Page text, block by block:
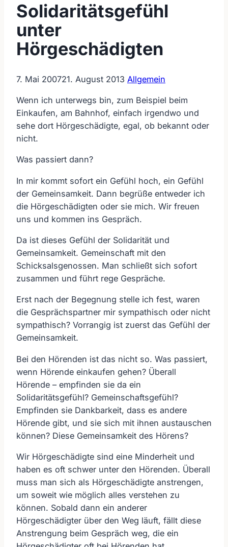
Solidaritätsgefühl
unter
Hörgeschädigten
7. Mai 200721. August 2013 Allgemein
Wenn ich unterwegs bin, zum Beispiel beim
Einkaufen, am Bahnhof, einfach irgendwo und
sehe dort Hörgeschädigte, egal, ob bekannt oder
nicht.
Was passiert dann?
In mir kommt sofort ein Gefühl hoch, ein Gefühl
der Gemeinsamkeit. Dann begrüße entweder ich
die Hörgeschädigten oder sie mich. Wir freuen
uns und kommen ins Gespräch.
Da ist dieses Gefühl der Solidarität und
Gemeinsamkeit. Gemeinschaft mit den
Schicksalsgenossen. Man schließt sich sofort
zusammen und führt rege Gespräche.
Erst nach der Begegnung stelle ich fest, waren
die Gesprächspartner mir sympathisch oder nicht
sympathisch? Vorrangig ist zuerst das Gefühl der
Gemeinsamkeit.
Bei den Hörenden ist das nicht so. Was passiert,
wenn Hörende einkaufen gehen? Überall
Hörende – empfinden sie da ein
Solidaritätsgefühl? Gemeinschaftsgefühl?
Empfinden sie Dankbarkeit, dass es andere
Hörende gibt, und sie sich mit ihnen austauschen
können? Diese Gemeinsamkeit des Hörens?
Wir Hörgeschädigte sind eine Minderheit und
haben es oft schwer unter den Hörenden. Überall
muss man sich als Hörgeschädigte anstrengen,
um soweit wie möglich alles verstehen zu
können. Sobald dann ein anderer
Hörgeschädigter über den Weg läuft, fällt diese
Anstrengung beim Gespräch weg, die ein